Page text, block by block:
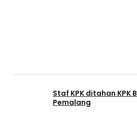
Staf KPK ditahan KPK
Pemalang